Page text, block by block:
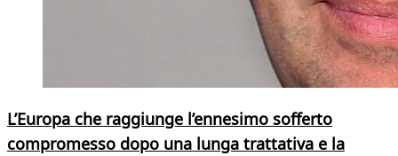
L’Europa che raggiunge l’ennesimo sofferto
compromesso dopo una lunga trattativa e la